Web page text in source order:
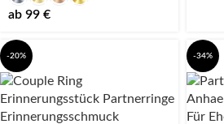
ab 99 €
-20% -34%